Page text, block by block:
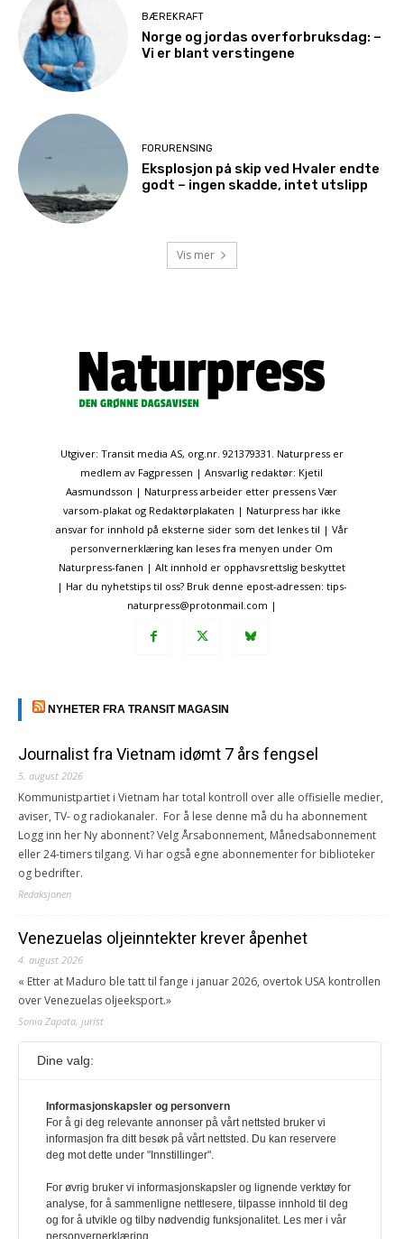
BÆREKRAFT
Norge og jordas overforbruksdag: –
Vi er blant verstingene
FORURENSING
Eksplosjon på skip ved Hvaler endte
godt – ingen skadde, intet utslipp
Vis mer
Utgiver: Transit media AS, org.nr. 921379331. Naturpress er
medlem av Fagpressen | Ansvarlig redaktør: Kjetil
Aasmundsson | Naturpress arbeider etter pressens Vær
varsom-plakat og Redaktørplakaten | Naturpress har ikke
ansvar for innhold på eksterne sider som det lenkes til | Vår
personvernerklæring kan leses fra menyen under Om
Naturpress-fanen | Alt innhold er opphavsrettslig beskyttet
| Har du nyhetstips til oss? Bruk denne epost-adressen: tips-
naturpress@protonmail.com |
NYHETER FRA TRANSIT MAGASIN
Journalist fra Vietnam idømt 7 års fengsel
5. august 2026
Kommunistpartiet i Vietnam har total kontroll over alle offisielle medier,
aviser, TV- og radiokanaler. For å lese denne må du ha abonnement
Logg inn her Ny abonnent? Velg Årsabonnement, Månedsabonnement
eller 24-timers tilgang. Vi har også egne abonnementer for biblioteker
og bedrifter.
Redaksjonen
Venezuelas oljeinntekter krever åpenhet
4. august 2026
« Etter at Maduro ble tatt til fange i januar 2026, overtok USA kontrollen
over Venezuelas oljeeksport.»
Sonia Zapata, jurist
117,8 millioner er på flukt, en nedgang fra forrige
1. august 2026
Ville ha tilsvart verdens trettende største land i folketall. For å lese
denne må du ha abonnement Logg inn her Ny abonnent? Velg
også egne abonnementer for biblioteker og bedrifter.
Redaksjonen
Dine valg:
Informasjonskapsler og personvern
For å gi deg relevante annonser på vårt nettsted bruker vi
informasjon fra ditt besøk på vårt nettsted. Du kan reservere
deg mot dette under "Innstillinger".
For øvrig bruker vi informasjonskapsler og lignende verktøy for
analyse, for å sammenligne nettlesere, tilpasse innhold til deg
og for å utvikle og tilby nødvendig funksjonalitet. Les mer i vår
personvernerklæring.